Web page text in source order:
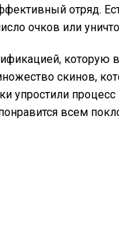
отряд.
очков или
которую
скинов,
упростили
всем